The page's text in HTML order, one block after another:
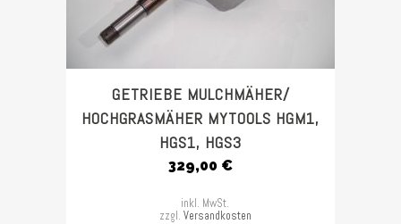
GETRIEBE MULCHMÄHER/
HOCHGRASMÄHER MYTOOLS HGM1,
HGS1, HGS3
329,00 €
inkl. MwSt.
zzgl. Versandkosten